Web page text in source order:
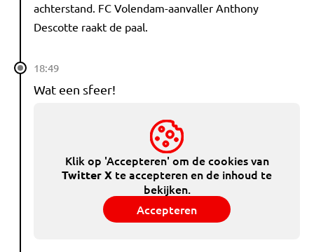
achterstand. FC Volendam-aanvaller Anthony
Descotte raakt de paal.
18:49
Wat een sfeer!
Klik op 'Accepteren' om de cookies van
Twitter X te accepteren en de inhoud te
bekijken.
Accepteren